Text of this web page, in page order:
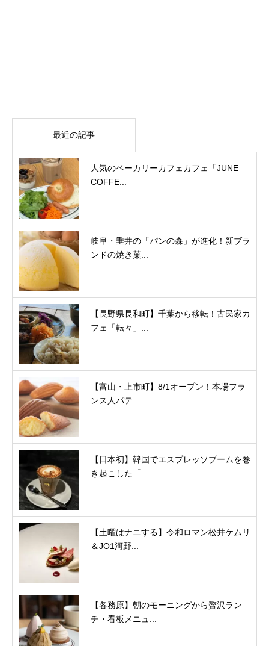
最近の記事
人気のベーカリーカフェカフェ「JUNE
COFFE...
岐阜・垂井の「パンの森」が進化！新ブラ
ンドの焼き菓...
【長野県長和町】千葉から移転！古民家カ
フェ「転々」...
【富山・上市町】8/1オープン！本場フラ
ンス人パテ...
【日本初】韓国でエスプレッソブームを巻
き起こした「...
【土曜はナニする】令和ロマン松井ケムリ
＆JO1河野...
【各務原】朝のモーニングから贅沢ラン
チ・看板メニュ...